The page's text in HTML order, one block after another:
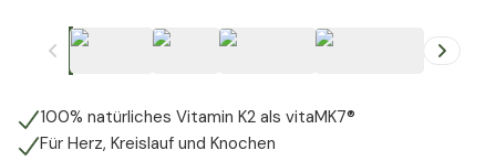
100% natürliches Vitamin K2 als vitaMK7®
Für Herz, Kreislauf und Knochen